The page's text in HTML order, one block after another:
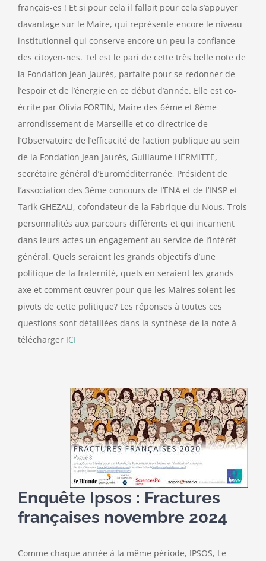
français-es ! Et si pour cela il fallait pour cela s’appuyer
davantage sur le Maire, qui représente encore le niveau
institutionnel qui conserve encore un peu la confiance
des citoyen-nes. Tel est le pari de cette très belle note de
la Fondation Jean Jaurès, parfaite pour se redonner de
l’espoir et de l’énergie en ce début d’année. Elle est co-
écrite par Olivia FORTIN, Maire des 6ème et 8ème
arrondissement de Marseille et co-directrice de
l’Observatoire de l’efficacité de l’action publique au sein
de la Fondation Jean Jaurès, Guillaume HERMITTE,
secrétaire général d’Euroméditerranée, Président de
l’association des 3ème concours de l’ENA et de l’INSP et
Tarik GHEZALI, cofondateur de la Fabrique du Nous. Trois
personnalités aux parcours différents et qui incarnent
dans leurs actes un engagement au service de l’intérêt
général. Quels seraient les grands objectifs d’une
politique de la fraternité, quels en seraient les grands
axe et comment œuvrer pour que les Maires soient les
pivots de cette politique? Les réponses à toutes ces
questions sont détaillées dans la synthèse de la note à
télécharger ICI
Enquête Ipsos : Fractures
françaises novembre 2024
Comme chaque année à la même période, IPSOS, Le